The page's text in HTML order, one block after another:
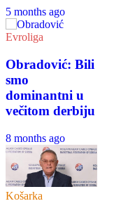
5 months ago
Evroliga
Obradović: Bili
smo
dominantni u
večitom derbiju
8 months ago
Košarka